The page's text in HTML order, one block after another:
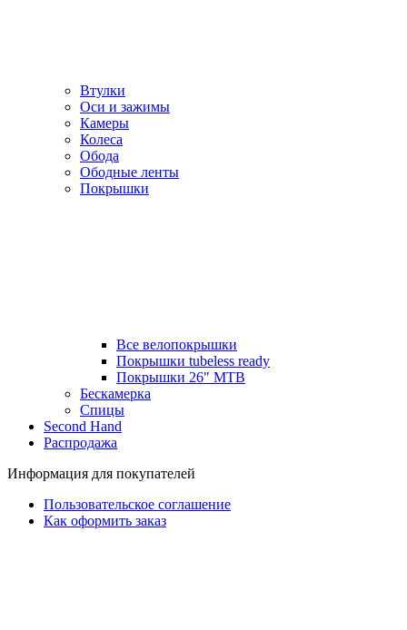
Втулки
Оси и зажимы
Камеры
Колeса
Обода
Ободные ленты
Покрышки
Все велопокрышки
Покрышки tubeless ready
Покрышки 26" MTB
Бескамерка
Спицы
Second Hand
Распродажа
Информация для покупателей
Пользовательское соглашение
Как оформить заказ